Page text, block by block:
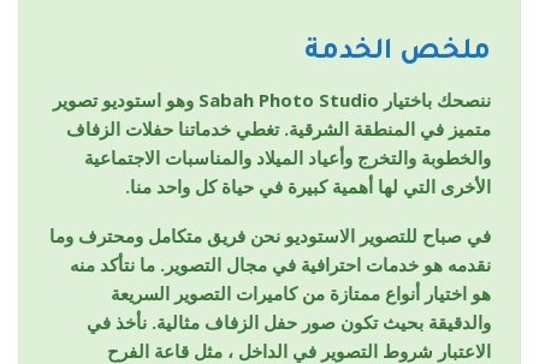
ملخص الخدمة
ننصحك باختيار Sabah Photo Studio وهو استوديو تصوير
متميز في المنطقة الشرقية. تغطي خدماتنا حفلات الزفاف
والخطوبة والتخرج وأعياد الميلاد والمناسبات الاجتماعية
الأخرى التي لها أهمية كبيرة في حياة كل واحد منا.
في صباح للتصوير الاستوديو نحن فريق متكامل ومحترف وما
نقدمه هو خدمات احترافية في مجال التصوير. ما نتأكد منه
هو اختيار أنواع ممتازة من كاميرات التصوير السريعة
والدقيقة بحيث تكون صور حفل الزفاف مثالية. نأخذ في
الاعتبار شروط التصوير في الداخل ، مثل قاعة الفرح